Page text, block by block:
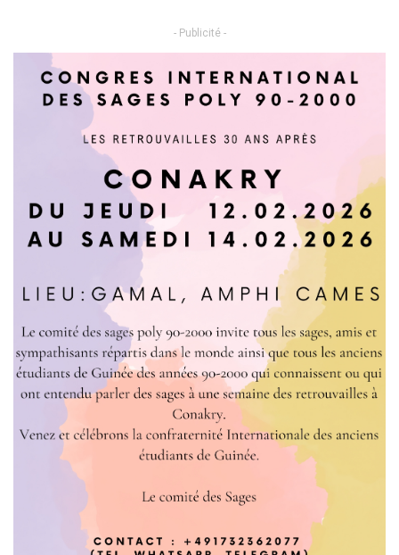
- Publicité -